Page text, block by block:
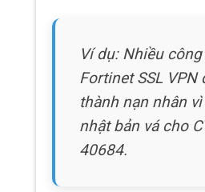
Ví dụ: Nhiều
Fortinet SSL VPN
thành nạn nhân
nhật bản vá cho
40684.